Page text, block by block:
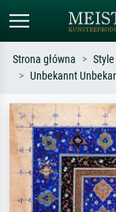
Szukaj wg artysty,
Monet,
impresjonizm, fala
Strona główna
Unbekannt